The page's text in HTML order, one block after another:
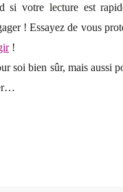
votre lecture est
! Essayez de vous
!
soi bien sûr, mais aussi